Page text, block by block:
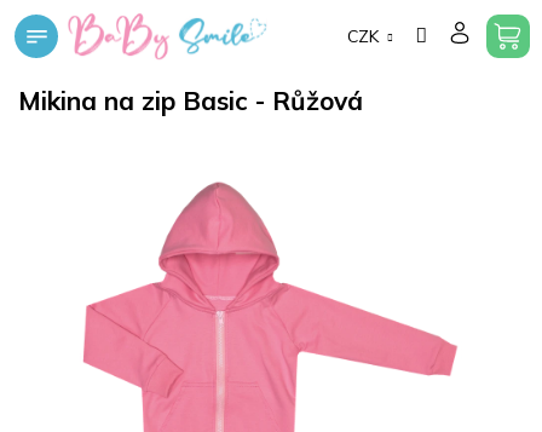
Přejít
na
CZK
Mikina na zip Basic - Růžová